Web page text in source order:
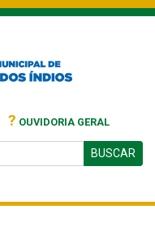
? OUVIDORIA GERAL
BUSCAR